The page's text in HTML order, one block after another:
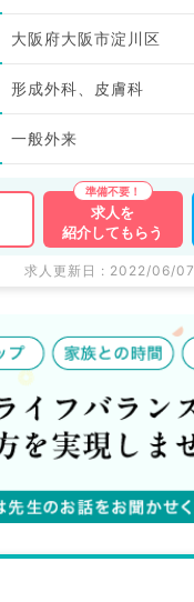
大阪府大阪市淀川区
形成外科、皮膚科
一般外来
求人を
紹介してもらう
求人更新日 : 2022/06/07